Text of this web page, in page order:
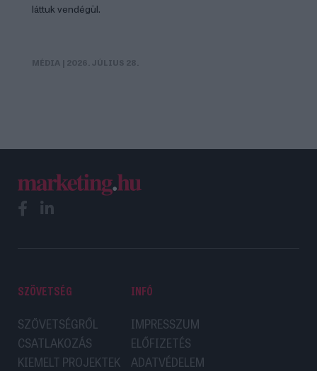
láttuk vendégül.
MÉDIA | 2026. JÚLIUS 28.
SZÖVETSÉG
SZÖVETSÉGRŐL
CSATLAKOZÁS
KIEMELT PROJEKTEK
INFÓ
IMPRESSZUM
ELŐFIZETÉS
ADATVÉDELEM